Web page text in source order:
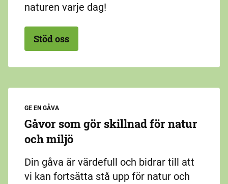
naturen varje dag!
Stöd oss
GE EN GÅVA
Gåvor som gör skillnad för natur
och miljö
Din gåva är värdefull och bidrar till att
vi kan fortsätta stå upp för natur och